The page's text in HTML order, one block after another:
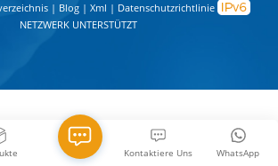
| Blog | Xml | Datenschutzrichtlinie
NETZWERK UNTERSTÜTZT
WhatsApp
Kontaktiere Uns